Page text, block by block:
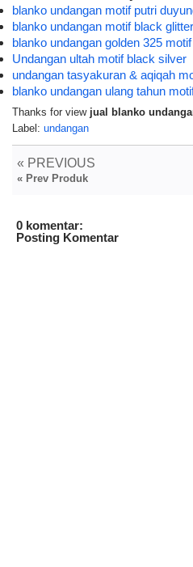
blanko undangan motif putri
blanko undangan motif black glitter
blanko undangan golden 325
Undangan ultah motif black silver
undangan tasyakuran & aqiqah
blanko undangan ulang tahun
Thanks for view jual blanko
Label: undangan
« PREVIOUS
« Prev Produk
0 komentar:
Posting Komentar